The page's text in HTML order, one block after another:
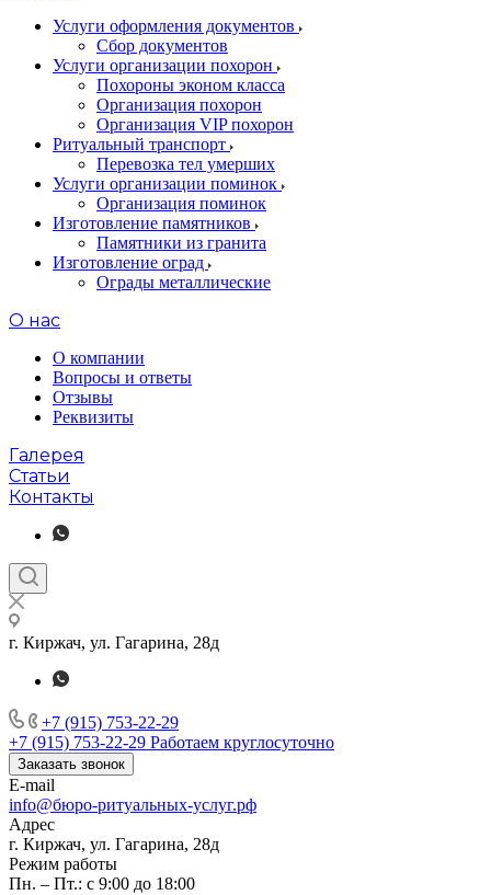
Услуги оформления документов
Сбор документов
Услуги организации похорон
Похороны эконом класса
Организация похорон
Организация VIP похорон
Ритуальный транспорт
Перевозка тел умерших
Услуги организации поминок
Организация поминок
Изготовление памятников
Памятники из гранита
Изготовление оград
Ограды металлические
О нас
О компании
Вопросы и ответы
Отзывы
Реквизиты
Галерея
Статьи
Контакты
г. Киржач, ул. Гагарина, 28д
+7 (915) 753-22-29
+7 (915) 753-22-29 Работаем круглосуточно
Заказать звонок
E-mail
info@бюро-ритуальных-услуг.рф
Адрес
г. Киржач, ул. Гагарина, 28д
Режим работы
Пн. – Пт.: с 9:00 до 18:00